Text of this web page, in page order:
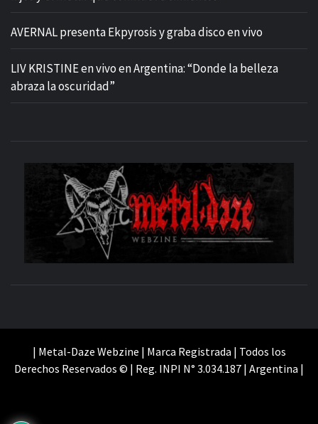
AVERNAL presenta Ekpyrosis y graba disco en vivo
LIV KRISTINE en vivo en Argentina: “Donde la belleza
abraza la oscuridad”
| Metal-Daze Webzine | Marca Registrada | Todos los
Derechos Reservados © | Reg. INPI N° 3.034.187 | Argentina |